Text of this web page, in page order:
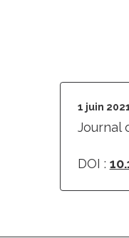
1 juin
Journal
DOI :